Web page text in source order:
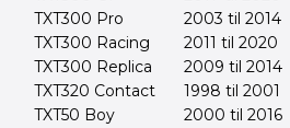
TXT300 Pro
2003 til 2014
TXT300 Racing
2011 til 2020
TXT300 Replica
2009 til 2014
TXT320 Contact
1998 til 2001
TXT50 Boy
2000 til 2016